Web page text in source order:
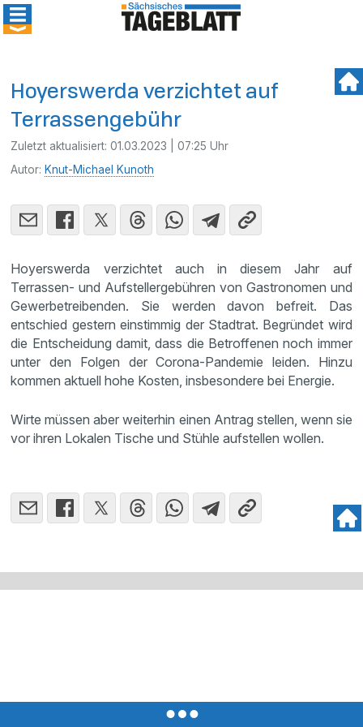
Hoyerswerda verzichtet auf
Terrassengebühr
Zuletzt aktualisiert:01.03.2023 | 07:25 Uhr
Autor: Knut-Michael Kunoth
Hoyerswerda verzichtet auch in diesem Jahr auf
Terrassen- und Aufstellergebühren von Gastronomen und
Gewerbetreibenden. Sie werden davon befreit. Das
entschied gestern einstimmig der Stadtrat. Begründet wird
die Entscheidung damit, dass die Betroffenen noch immer
unter den Folgen der Corona-Pandemie leiden. Hinzu
kommen aktuell hohe Kosten, insbesondere bei Energie.
Wirte müssen aber weiterhin einen Antrag stellen, wenn sie
vor ihren Lokalen Tische und Stühle aufstellen wollen.